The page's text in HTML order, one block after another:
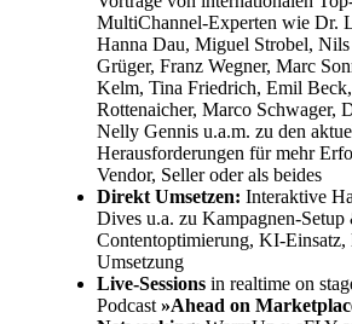
MultiChannel-Experten wie Dr.
Hanna Dau,Miguel Strobel,
Grüger, Franz Wegner, Marc
Kelm, Tina Friedrich, Emil
Rottenaicher, Marco Schwager,
Nelly Gennis u.a.m. zu den
Herausforderungen für mehr
Vendor, Seller oder als beides
Direkt Umsetzen: Interaktive
Dives u.a. zu Kampagnen-Setup
Contentoptimierung, KI-
Umsetzung
Live-Sessions in realtime on
Podcast»Ahead on